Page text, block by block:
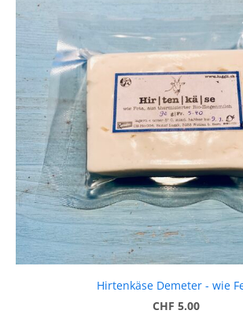
Hirtenkäse Demeter - wie
CHF 5.00